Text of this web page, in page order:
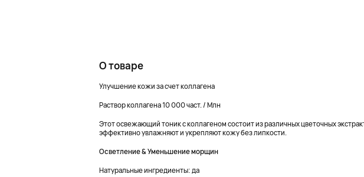
О товаре
Улучшение кожи за счет коллагена
Раствор коллагена 10 000 част. / Млн
Этот освежающий тоник с коллагеном состоит из различных цветочных
эффективно увлажняют и укрепляют кожу без липкости.
Осветление & Уменьшение морщин
Натуральные ингредиенты: да